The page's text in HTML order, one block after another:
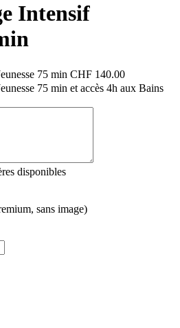
Intensif
75 min CHF 140.00
75 min et accès 4h aux Bains
disponibles
sans image)